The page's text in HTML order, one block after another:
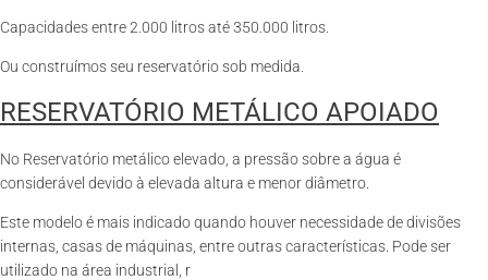
Capacidades entre 2.000 litros até 350.000 litros.
Ou construímos seu reservatório sob medida.
RESERVATÓRIO METÁLICO APOIADO
No Reservatório metálico elevado, a pressão sobre a água é
considerável devido à elevada altura e menor diâmetro.
Este modelo é mais indicado quando houver necessidade de divisões
internas, casas de máquinas, entre outras características. Pode ser
utilizado na área industrial, r